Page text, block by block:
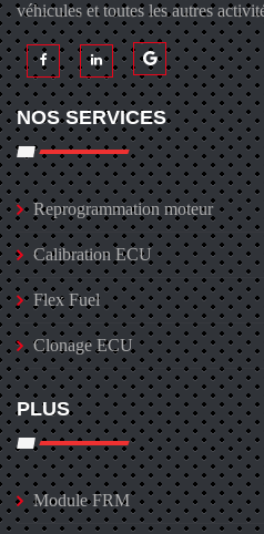
véhicules et toutes les autres
NOS SERVICES
Reprogrammation moteur
Calibration ECU
Flex Fuel
Clonage ECU
PLUS
Module FRM